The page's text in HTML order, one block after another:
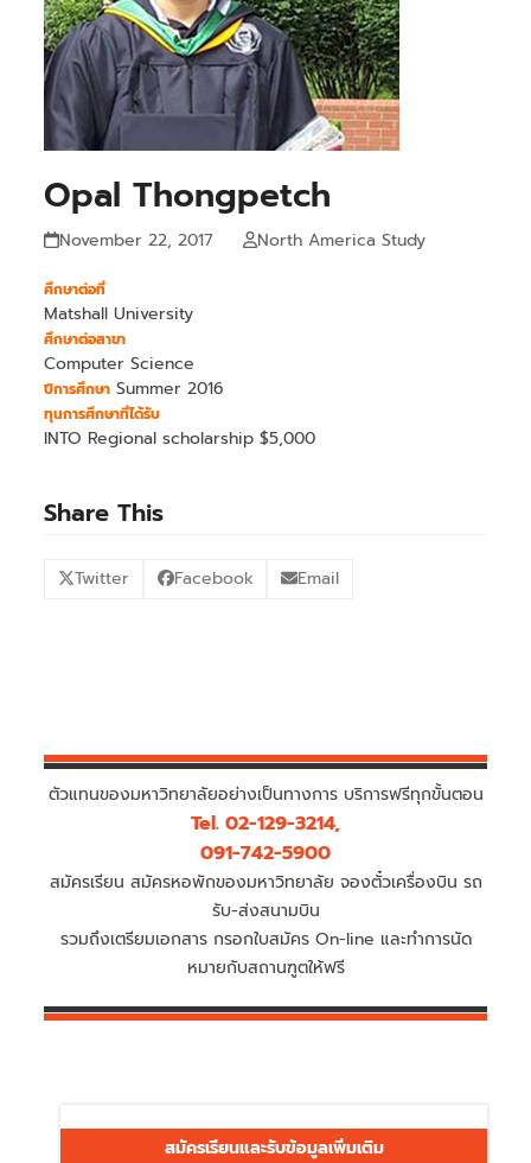
Opal Thongpetch
November 22, 2017 North America Study
ศึกษาต่อที่
Matshall University
ศึกษาต่อสาขา
Computer Science
ปีการศึกษา Summer 2016
ทุนการศึกษาที่ได้รับ
INTO Regional scholarship $5,000
Share This
Twitter Facebook Email
ตัวแทนของมหาวิทยาลัยอย่างเป็นทางการ บริการฟรีทุกขั้นตอน
Tel. 02-129-3214,
091-742-5900
สมัครเรียน สมัครหอพักของมหาวิทยาลัย จองตั๋วเครื่องบิน รถ
รับ-ส่งสนามบิน
รวมถึงเตรียมเอกสาร กรอกใบสมัคร On-line และทำการนัด
หมายกับสถานฑูตให้ฟรี
สมัครเรียนและรับข้อมูลเพิ่มเติม